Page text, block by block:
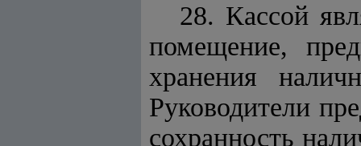
28. Кассой
помещение,
хранения
Руководители
сохранность